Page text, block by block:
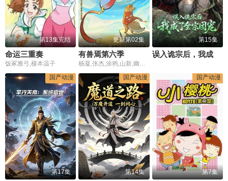
第13集完结
命运三重奏
饭冢雅弓,榎本温子
更新第02集
有兽焉第六季
杨凝,张杰,涂鸦,山新,幽幽,孙睿扬,金弦,李兰陵,杨昕燃,沈依杭,许潇文
第15集
误入诡宗后，我成了全宗团宠
国产动漫
第17集
国产动漫
第14集
国产动漫
第7集